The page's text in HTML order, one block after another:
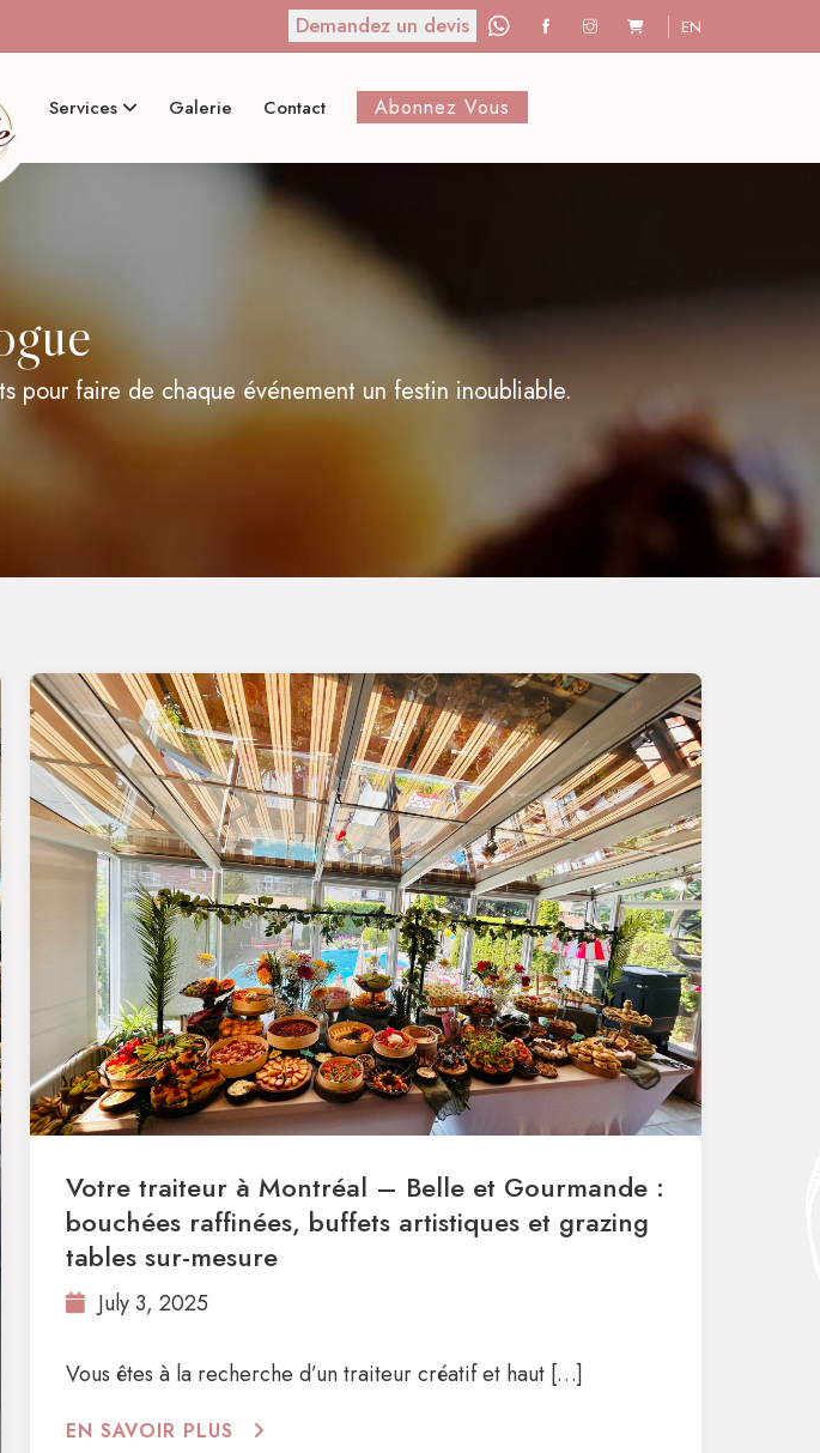
Demandez un devis EN
Services Galerie Contact Abonnez Vous
pour faire de chaque événement un festin inoubliable.
Votre traiteur à Montréal – Belle et Gourmande :
bouchées raffinées, buffets artistiques et grazing
tables sur-mesure
July 3, 2025
Vous êtes à la recherche d’un traiteur créatif et haut […]
EN SAVOIR PLUS